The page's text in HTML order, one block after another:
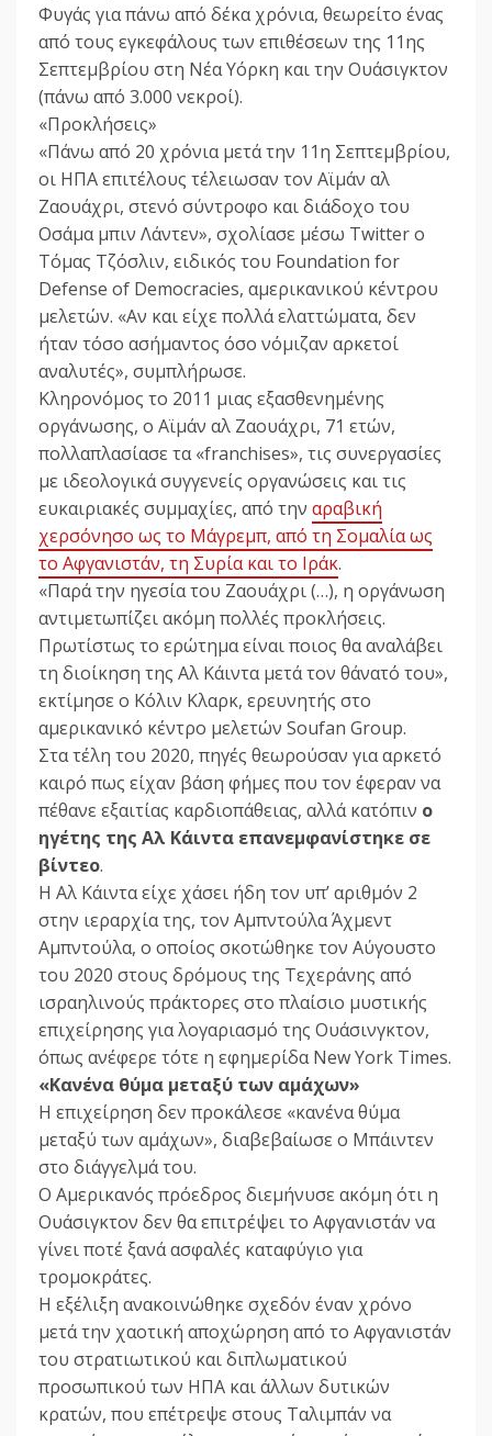
Φυγάς για πάνω από δέκα χρόνια, θεωρείτο ένας
από τους εγκεφάλους των επιθέσεων της 11ης
Σεπτεμβρίου στη Νέα Υόρκη και την Ουάσιγκτον
(πάνω από 3.000 νεκροί).
«Προκλήσεις»
«Πάνω από 20 χρόνια μετά την 11η Σεπτεμβρίου,
οι ΗΠΑ επιτέλους τέλειωσαν τον Αϊμάν αλ
Ζαουάχρι, στενό σύντροφο και διάδοχο του
Οσάμα μπιν Λάντεν», σχολίασε μέσω Twitter ο
Τόμας Τζόσλιν, ειδικός του Foundation for
Defense of Democracies, αμερικανικού κέντρου
μελετών. «Αν και είχε πολλά ελαττώματα, δεν
ήταν τόσο ασήμαντος όσο νόμιζαν αρκετοί
αναλυτές», συμπλήρωσε.
Κληρονόμος το 2011 μιας εξασθενημένης
οργάνωσης, ο Αϊμάν αλ Ζαουάχρι, 71 ετών,
πολλαπλασίασε τα «franchises», τις συνεργασίες
με ιδεολογικά συγγενείς οργανώσεις και τις
ευκαιριακές συμμαχίες, από την αραβική
χερσόνησο ως το Μάγρεμπ, από τη Σομαλία ως
το Αφγανιστάν, τη Συρία και το Ιράκ.
«Παρά την ηγεσία του Ζαουάχρι (…), η οργάνωση
αντιμετωπίζει ακόμη πολλές προκλήσεις.
Πρωτίστως το ερώτημα είναι ποιος θα αναλάβει
τη διοίκηση της Αλ Κάιντα μετά τον θάνατό του»,
εκτίμησε ο Κόλιν Κλαρκ, ερευνητής στο
αμερικανικό κέντρο μελετών Soufan Group.
Στα τέλη του 2020, πηγές θεωρούσαν για αρκετό
καιρό πως είχαν βάση φήμες που τον έφεραν να
πέθανε εξαιτίας καρδιοπάθειας, αλλά κατόπιν ο
ηγέτης της Αλ Κάιντα επανεμφανίστηκε σε
βίντεο.
Η Αλ Κάιντα είχε χάσει ήδη τον υπ’ αριθμόν 2
στην ιεραρχία της, τον Αμπντούλα Άχμεντ
Αμπντούλα, ο οποίος σκοτώθηκε τον Αύγουστο
του 2020 στους δρόμους της Τεχεράνης από
ισραηλινούς πράκτορες στο πλαίσιο μυστικής
επιχείρησης για λογαριασμό της Ουάσινγκτον,
όπως ανέφερε τότε η εφημερίδα New York Times.
«Κανένα θύμα μεταξύ των αμάχων»
Η επιχείρηση δεν προκάλεσε «κανένα θύμα
μεταξύ των αμάχων», διαβεβαίωσε ο Μπάιντεν
στο διάγγελμά του.
Ο Αμερικανός πρόεδρος διεμήνυσε ακόμη ότι η
Ουάσιγκτον δεν θα επιτρέψει το Αφγανιστάν να
γίνει ποτέ ξανά ασφαλές καταφύγιο για
τρομοκράτες.
Η εξέλιξη ανακοινώθηκε σχεδόν έναν χρόνο
μετά την χαοτική αποχώρηση από το Αφγανιστάν
του στρατιωτικού και διπλωματικού
προσωπικού των ΗΠΑ και άλλων δυτικών
κρατών, που επέτρεψε στους Ταλιμπάν να